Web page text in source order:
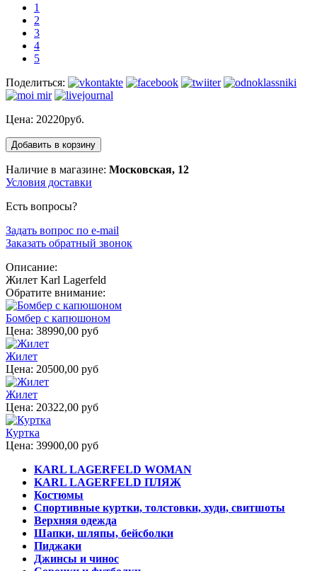
1
2
3
4
5
Поделиться:
Цена: 20220руб.
Наличие в магазине: Московская, 12
Условия доставки
Есть вопросы?
Задать вопрос по e-mail
Заказать обратный звонок
Описание:
Жилет Karl Lagerfeld
Обратите внимание:
Бомбер с капюшоном
Цена: 38990,00 руб
Жилет
Цена: 20500,00 руб
Жилет
Цена: 20322,00 руб
Куртка
Цена: 39900,00 руб
KARL LAGERFELD WOMAN
KARL LAGERFELD ПЛЯЖ
Костюмы
Спортивные куртки, толстовки, худи, свитшоты
Верхняя одежда
Шапки, шляпы, бейсболки
Пиджаки
Джинсы и чинос